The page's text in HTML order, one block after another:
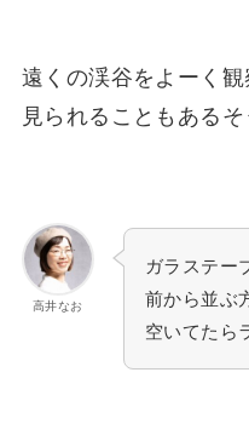
遠くの渓谷をよーく
見られることもある
高井なお
ガラステー
前から並ぶ
空いてたら